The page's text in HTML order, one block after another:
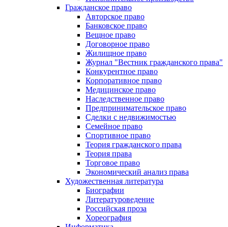
Гражданское право
Авторское право
Банковское право
Вещное право
Договорное право
Жилищное право
Журнал "Вестник гражданского права"
Конкурентное право
Корпоративное право
Медицинское право
Наследственное право
Предпринимательское право
Сделки с недвижимостью
Семейное право
Спортивное право
Теория гражданского права
Теория права
Торговое право
Экономический анализ права
Художественная литература
Биографии
Литературоведение
Российская проза
Хореография